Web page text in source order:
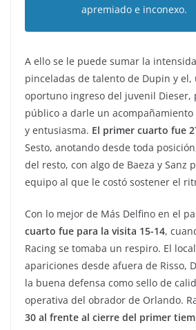
apremiado e inconexo.
A ello se le puede sumar la
pinceladas de talento de Dupin y el,
oportuno ingreso del juvenil Dieser,
público a darle un
y entusiasma. El primer cuarto fue
Sesto, anotando desde toda
del resto, con algo de Baeza y Sanz
equipo al que le costó sostener el
Con lo mejor de Más Delfino en el
cuarto fue para la visita 15-14,
Racing se tomaba un respiro. El
apariciones desde afuera de Risso,
la buena defensa como sello de
operativa del obrador de Orlando.
30 al frente al cierre del primer